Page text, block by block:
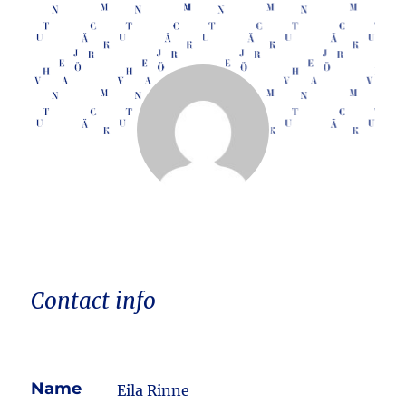
Contact info
Name Eila Rinne